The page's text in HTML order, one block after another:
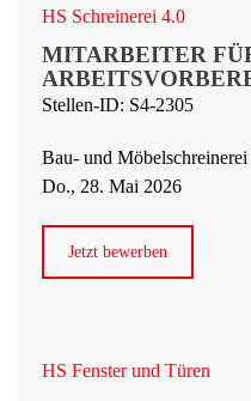
HS Schreinerei 4.0
MITARBEITER
Stellen-ID: S4-2305
Bau- und
Do., 28. Mai 2026
Jetzt bewerben
HS Fenster und Türen